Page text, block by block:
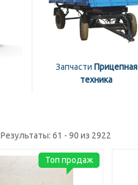
Запчасти Прицепная
техника
Результаты: 61 - 90 из 2922
Топ продаж